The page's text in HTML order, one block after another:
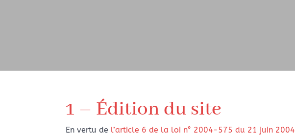
1 – Édition du site
En vertu de l’article 6 de la loi n° 2004-575 du 21 juin 2004